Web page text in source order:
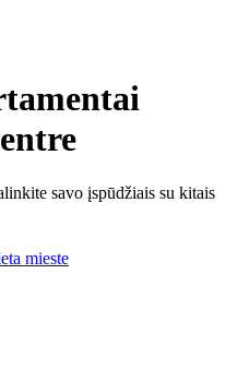
savo įspūdžiais su kitais
mieste